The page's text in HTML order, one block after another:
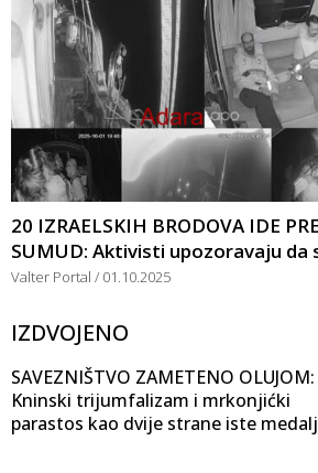
20 IZRAELSKIH BRODOVA IDE
SUMUD: Aktivisti upozoravaju da
Valter Portal 01.10.2025
IZDVOJENO
SAVEZNIŠTVO ZAMETENO OLUJOM:
Kninski trijumfalizam i mrkonjićki
parastos kao dvije strane iste